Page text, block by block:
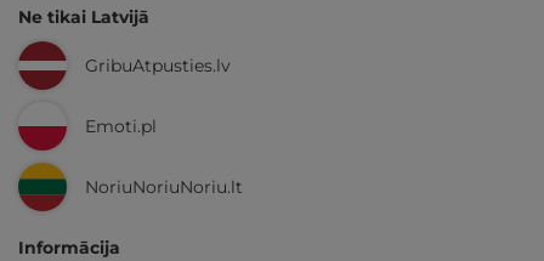
Ne tikai Latvijā
GribuAtpusties.lv
Emoti.pl
NoriuNoriuNoriu.lt
Informācija